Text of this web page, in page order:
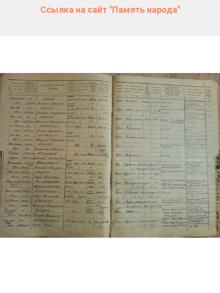
Ссылка на сайт "Память народа"